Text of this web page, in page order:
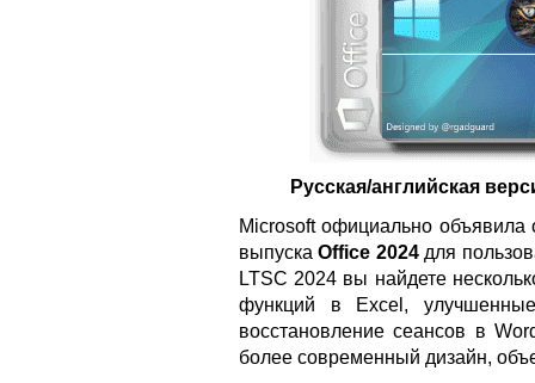
Русская/английская
Microsoft официально объявила
выпускаOffice 2024для
LTSC 2024 вы найдете
функций в Excel,
восстановление сеансов в
более современный дизайн,